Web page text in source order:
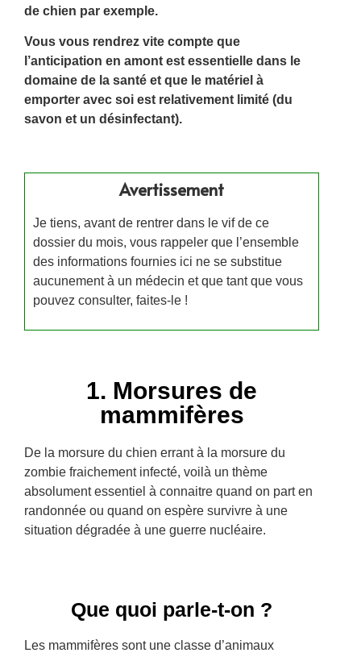
de chien par exemple.
Vous vous rendrez vite compte que
l’anticipation en amont est essentielle dans le
domaine de la santé et que le matériel à
emporter avec soi est relativement limité (du
savon et un désinfectant).
Avertissement
Je tiens, avant de rentrer dans le vif de ce
dossier du mois, vous rappeler que l’ensemble
des informations fournies ici ne se substitue
aucunement à un médecin et que tant que vous
pouvez consulter, faites-le !
1. Morsures de
mammifères
De la morsure du chien errant à la morsure du
zombie fraichement infecté, voilà un thème
absolument essentiel à connaitre quand on part en
randonnée ou quand on espère survivre à une
situation dégradée à une guerre nucléaire.
Que quoi parle-t-on ?
Les mammifères sont une classe d’animaux